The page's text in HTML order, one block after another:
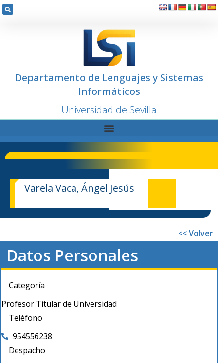
Departamento de Lenguajes y Sistemas
Informáticos
Universidad de Sevilla
Varela Vaca, Ángel Jesús
<< Volver
Datos Personales
Categoría
Profesor Titular de Universidad
Teléfono
954556238
Despacho